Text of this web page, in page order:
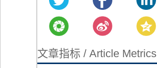
文章指标 / Article Metrics